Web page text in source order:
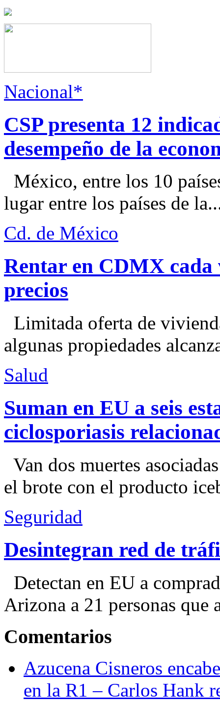
Nacional*
CSP presenta 12
desempeño de la
México, entre los 10
lugar entre los países de
Cd. de México
Rentar en CDMX cada
precios
Limitada oferta de
algunas propiedades
Salud
Suman en EU a seis
ciclosporiasis
Van dos muertes
el brote con el producto
Seguridad
Desintegran red de
Detectan en EU a
Arizona a 21 personas que
Comentarios
Azucena Cisneros
en la R1 – Carlos Hank